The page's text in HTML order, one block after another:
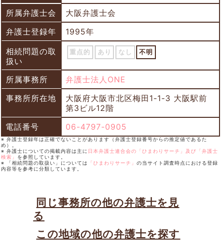
所属弁護士会
大阪弁護士会
弁護士登録年
1995年
相続問題の取
扱い
重点的 あり なし 不明
所属事務所
弁護士法人ONE
事務所所在地
大阪府大阪市北区梅田1-1-3 大阪駅前
第3ビル12階
電話番号
06-4797-0905
※ 弁護士登録年は正確でないことがあります（弁護士登録番号からの推定値であるた
め）。
※ 弁護士についての掲載内容は主に 日本弁護士連合会の「ひまわりサーチ」及び「弁護士
検索」 を参照しています。
※ 「相続問題の取扱い」については
「ひまわりサーチ」 の当サイト調査時点における登録
内容等を参考に分類しています。
同じ事務所の他の弁護士を見
る
この地域の他の弁護士を探す